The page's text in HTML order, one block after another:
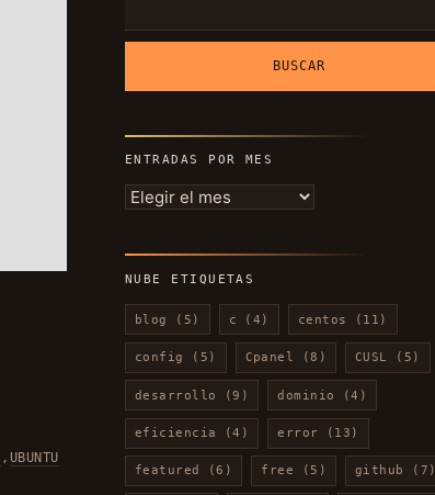
, UBUNTU
ENTRADAS POR MES
Entradas
NUBE ETIQUETAS
blog (5) c (4) centos (11)
config (5) Cpanel (8) CUSL (5)
desarrollo (9) dominio (4)
eficiencia (4) error (13)
featured (6) free (5) github (7)